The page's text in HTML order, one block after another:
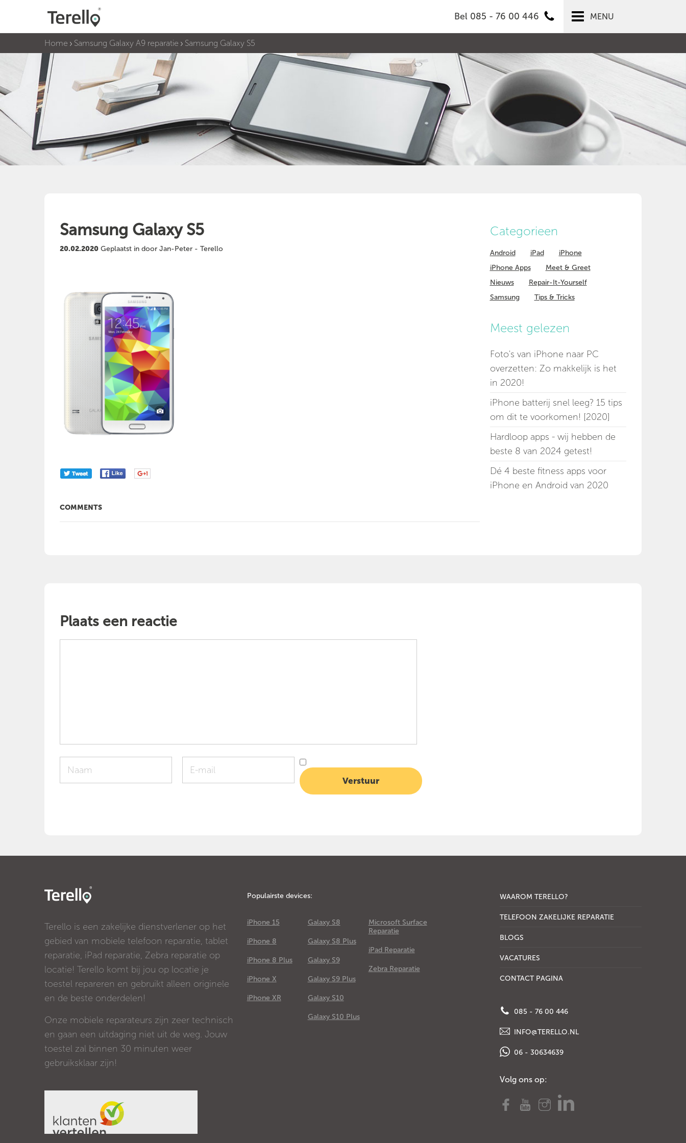
Bel 085 - 76 00 446 MENU
Home Samsung Galaxy A9 reparatie Samsung Galaxy S5
Samsung Galaxy S5
20.02.2020 Geplaatst in door Jan-Peter - Terello
COMMENTS
Categorieen
Android iPad
iPhone
iPhone Apps
Meet & Greet
Nieuws
Repair-It-Yourself
Samsung
Tips & Tricks
Meest gelezen
Foto's van iPhone naar PC
overzetten: Zo makkelijk is het
in 2020!
iPhone batterij snel leeg? 15 tips
om dit te voorkomen! [2020]
Hardloop apps - wij hebben de
beste 8 van 2024 getest!
Dé 4 beste fitness apps voor
iPhone en Android van 2020
Plaats een reactie
Terello is een zakelijke dienstverlener op het
gebied van mobiele telefoon reparatie, tablet
reparatie, iPad reparatie, Zebra reparatie op
locatie! Terello komt bij jou op locatie je
toestel repareren en gebruikt alleen originele
en de beste onderdelen!
Onze mobiele reparateurs zijn zeer technisch
en gaan een uitdaging niet uit de weg. Jouw
toestel zal binnen 30 minuten weer
gebruiksklaar zijn!
Populairste devices:
iPhone 15
iPhone 8
iPhone 8 Plus
iPhone X
iPhone XR
Galaxy S8
Galaxy S8 Plus
Galaxy S9
Galaxy S9 Plus
Galaxy S10
Galaxy S10 Plus
Microsoft Surface
Reparatie
iPad Reparatie
Zebra Reparatie
WAAROM TERELLO?
TELEFOON ZAKELIJKE REPARATIE
BLOGS
VACATURES
CONTACT PAGINA
085 - 76 00 446
INFO@TERELLO.NL
06 - 30634639
Volg ons op: